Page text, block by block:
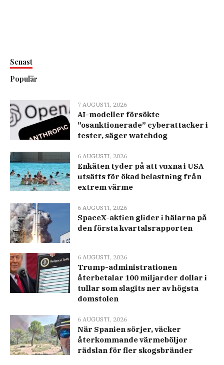
Senast
Populär
7 AUGUSTI, 2026
AI-modeller försökte
”osanktionerade” cyberattacker i
tester, säger watchdog
6 AUGUSTI, 2026
Enkäten tyder på att vuxna i USA
utsätts för ökad belastning från
extrem värme
6 AUGUSTI, 2026
SpaceX-aktien glider i hälarna på
den första kvartalsrapporten
6 AUGUSTI, 2026
Trump-administrationen
återbetalar 100 miljarder dollar i
tullar som slagits ner av högsta
domstolen
6 AUGUSTI, 2026
När Spanien sörjer, väcker
återkommande värmeböljor
rädslan för fler skogsbränder